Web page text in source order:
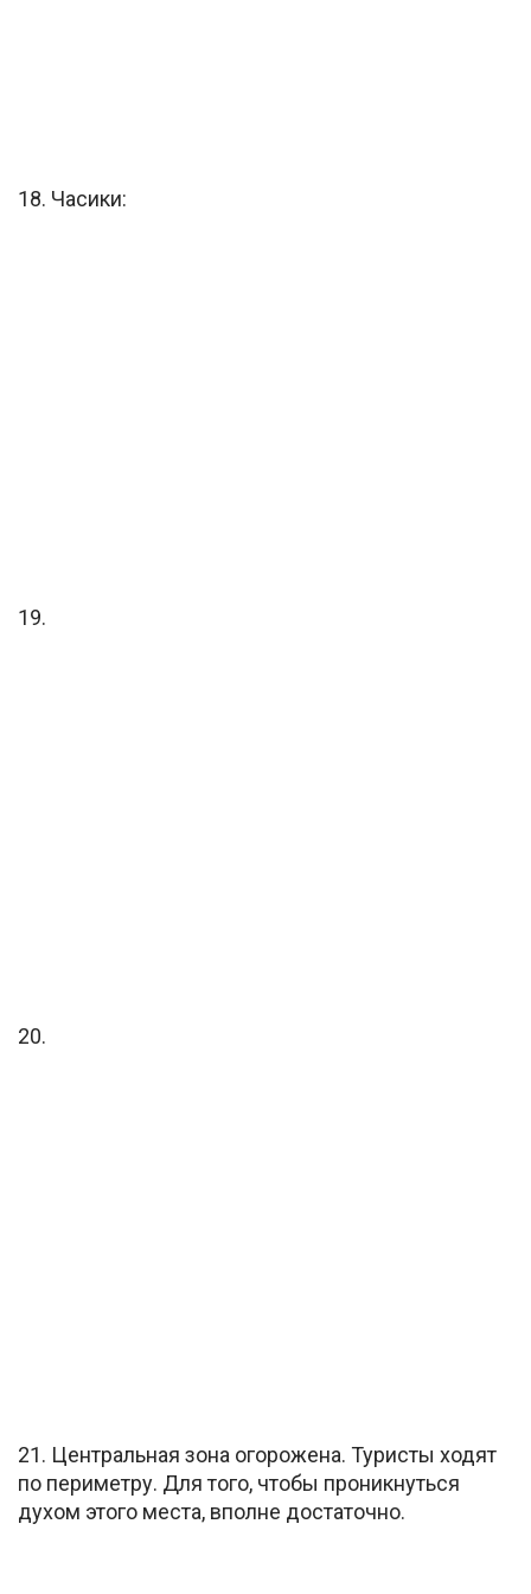
18. Часики:
19.
20.
21. Центральная зона огорожена. Туристы ходят
по периметру. Для того, чтобы проникнуться
духом этого места, вполне достаточно.